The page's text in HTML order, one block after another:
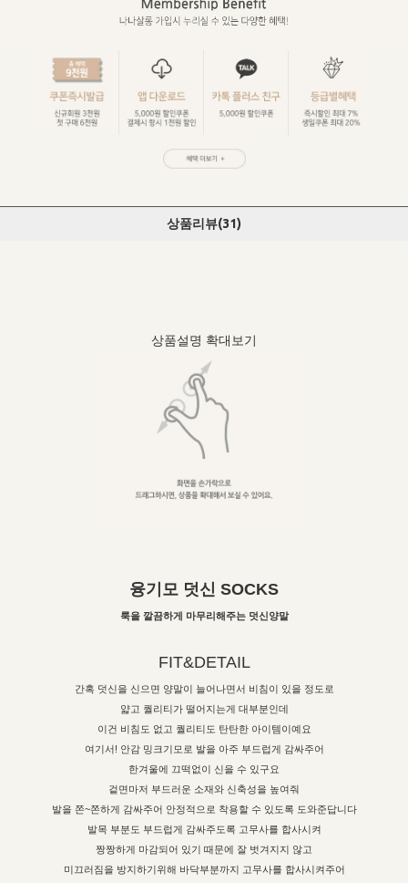
상품리뷰(31)
상품설명 확대보기
융기모 덧신 SOCKS
룩을 깔끔하게 마무리해주는 덧신양말
FIT&DETAIL
간혹 덧신을 신으면 양말이 늘어나면서 비침이 있을 정도로
얇고 퀄리티가 떨어지는게 대부분인데
이건 비침도 없고 퀄리티도 탄탄한 아이템이예요
여기서! 안감 밍크기모로 발을 아주 부드럽게 감싸주어
한겨울에 끄떡없이 신을 수 있구요
겉면마저 부드러운 소재와 신축성을 높여줘
발을 쫀~쫀하게 감싸주어 안정적으로 착용할 수 있도록 도와준답니다
발목 부분도 부드럽게 감싸주도록 고무사를 합사시켜
짱짱하게 마감되어 있기 때문에 잘 벗겨지지 않고
미끄러짐을 방지하기위해 바닥부분까지 고무사를 합사시켜주어